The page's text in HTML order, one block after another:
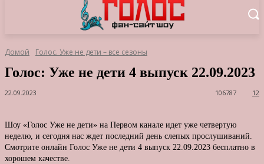
Домой Голос. Уже не дети – все сезоны
Голос: Уже не дети 4 выпуск 22.09.2023
22.09.2023 12
106787
Шоу «Голос Уже не дети» на Первом канале идет уже четвертую
неделю, и сегодня нас ждет последний день слепых прослушиваний.
Смотрите онлайн Голос Уже не дети 4 выпуск 22.09.2023 бесплатно в
хорошем качестве.